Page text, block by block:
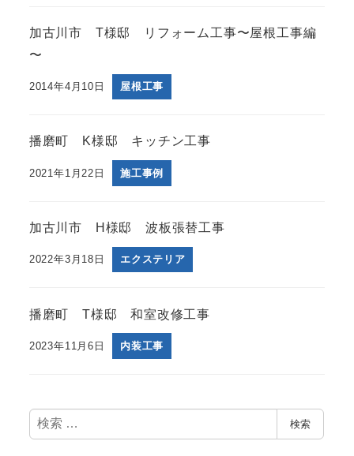
加古川市 T様邸 リフォーム工事〜屋根工事編
〜
2014年4月10日 屋根工事
播磨町 K様邸 キッチン工事
2021年1月22日 施工事例
加古川市 H様邸 波板張替工事
2022年3月18日 エクステリア
播磨町 T様邸 和室改修工事
2023年11月6日 内装工事
検
索
検索